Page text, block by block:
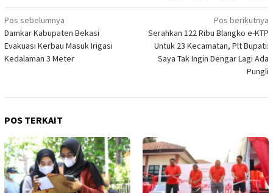
Navigasi
pos
Pos sebelumnya
Damkar Kabupaten Bekasi
Evakuasi Kerbau Masuk Irigasi
Kedalaman 3 Meter
Pos berikutnya
Serahkan 122 Ribu Blangko e-KTP
Untuk 23 Kecamatan, Plt Bupati:
Saya Tak Ingin Dengar Lagi Ada
Pungli
POS TERKAIT